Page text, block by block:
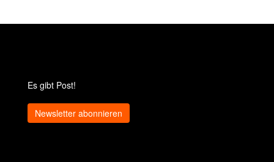
Es gibt Post!
Newsletter abonnieren